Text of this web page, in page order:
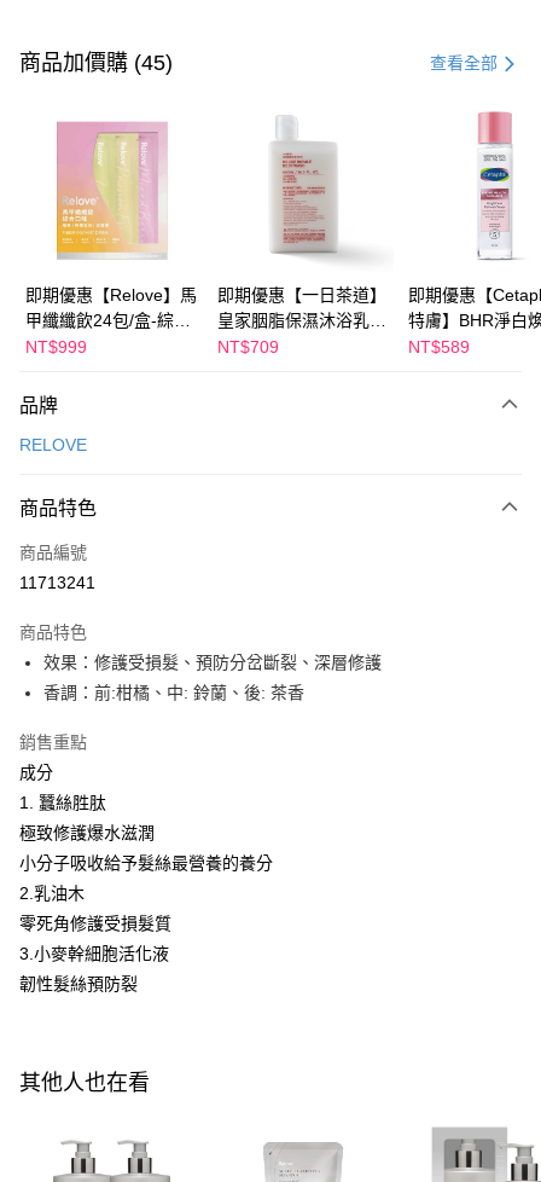
信用卡一次付款
Apple Pay
街口支付
悠遊付
Google Pay
AFTEE先享後付
相關說明
AFTEE先享後付是「在收到商品之後才付款」的支付方式。 讓您購物簡單
便利好安心！
２．便利：只要手機號碼，簡訊認證，即可結帳。
３．安心：先確認商品／服務後，再付款。
【「AFTEE先享後付」結帳流程】
結帳頁面，進行簡訊認證並確認金額後，即可完成結帳。
２．訂單成立數日內，您將收到繳費通知簡訊。
ATM／網路銀行／等多元方式進行付款，方視為交易完成。
購買商品的店家。未經商家同意取消之訂單仍視為有效，需透過AFTEE先享
後付繳納相關費用。
※ 交易是否成功請以「AFTEE先享後付 」之結帳頁面顯示為準，若有關於
是否繳費成功／繳費後需取消欲退款等相關疑問，請聯繫「AFTEE先享後付
客戶支援中心」https://netprotections.freshdesk.com/support/home
１．透過由恩沛科技股份有限公司提供之「AFTEE先享後付」服務完成之交
易，需依本服務之必要範圍內提供個人資料，並將交易相關給付款項請求債
權轉讓予恩沛科技股份有限公司。
２．關於個人資料處理事宜，請瀏覽以下網址：
任。
時審查核予不同之上限額度；若仍有額度不足之情形，本公司將視審查結果
請求用戶進行身份認證。
５．嚴禁一人註冊多個帳號或使用他人資訊註冊。若發現惡意使用之情形，
運送方式
全家付款取貨
每筆NT$100，滿NT$600(含以上)免運費
付款後全家取貨
每筆NT$100，滿NT$600(含以上)免運費
萊爾富取貨付款
每筆NT$100，滿NT$600(含以上)免運費
付款後萊爾富取貨
每筆NT$100，滿NT$600(含以上)免運費
7-11付款取貨
每筆NT$100，滿NT$600(含以上)免運費
付款後7-11取貨
每筆NT$100，滿NT$600(含以上)免運費
每筆NT$150，滿NT$1,500(含以上)免運費
商品加價購 (45) 查看全部
即期優惠【Relove】馬
甲纖纖飲24包/盒-綜合
口味(效期2027-01-22)
NT$999
即期優惠【一日茶道】
皇家胭脂保濕沐浴乳
600ml 效期2027/2/19
NT$709
即期優惠【
特膚】BHR淨白
妝水 150mL 效期
NT$589
品牌
RELOVE
商品特色
商品編號
11713241
商品特色
效果：修護受損髮、預防分岔斷裂、深層修護
香調：前:柑橘、中: 鈴蘭、後: 茶香
銷售重點
成分
1. 蠶絲胜肽
極致修護爆水滋潤
小分子吸收給予髮絲最營養的養分
2.乳油木
零死角修護受損髮質
3.小麥幹細胞活化液
韌性髮絲預防裂
其他人也在看